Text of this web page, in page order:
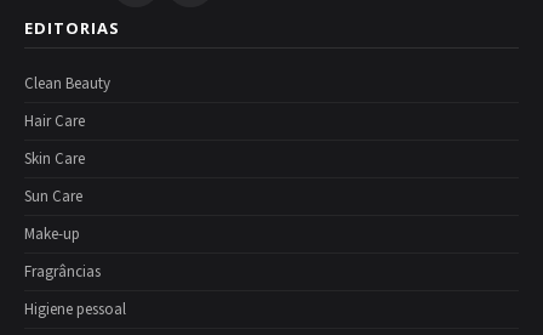
EDITORIAS
Clean Beauty
Hair Care
Skin Care
Sun Care
Make-up
Fragrâncias
Higiene pessoal